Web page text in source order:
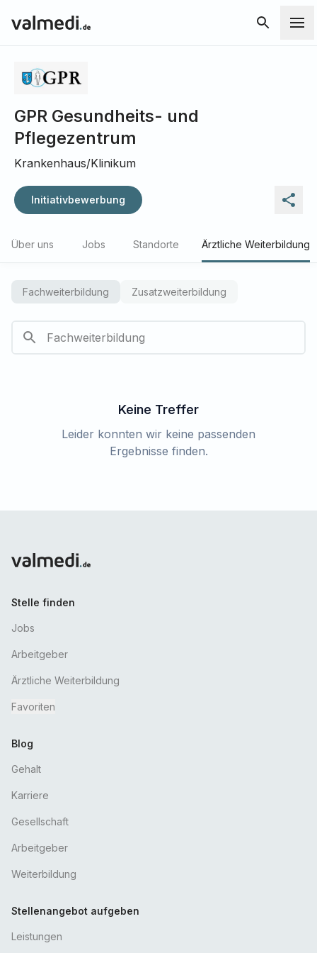
GPR Gesundheits- und
Pflegezentrum
Krankenhaus/Klinikum
Initiativbewerbung
Über uns Jobs Standorte Ärztliche Weiterbildung
Fachweiterbildung Zusatzweiterbildung
Keine Treffer
Leider konnten wir keine passenden
Ergebnisse finden.
Stelle finden
Jobs
Arbeitgeber
Ärztliche Weiterbildung
Favoriten
Blog
Gehalt
Karriere
Gesellschaft
Arbeitgeber
Weiterbildung
Stellenangebot aufgeben
Leistungen